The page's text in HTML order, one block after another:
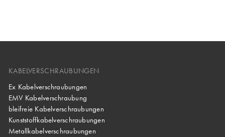
KABELVERSCHRAUBUNGEN
Ex Kabelverschraubungen
EMV Kabelverschraubung
bleifreie Kabelverschraubungen
Kunststoffkabelverschraubungen
Metallkabelverschraubungen